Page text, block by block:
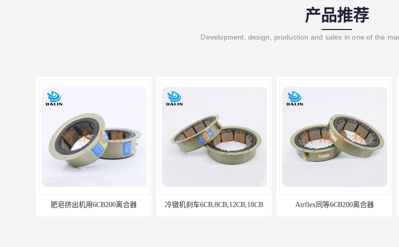
产品推荐
Development, design, production and sales in one of the
肥皂挤出机用6CB200离合器 冷镦机刹车6CB,8CB,12CB,18CB Airflex同等6CB200离合器